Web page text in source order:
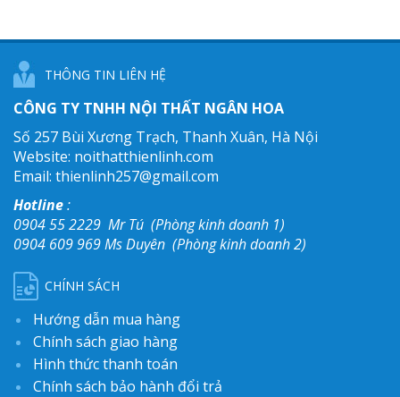
THÔNG TIN LIÊN HỆ
CÔNG TY TNHH NỘI THẤT NGÂN HOA
Số 257 Bùi Xương Trạch, Thanh Xuân, Hà Nội
Website: noithatthienlinh.com
Email: thienlinh257@gmail.com
Hotline:
0904 55 2229 Mr Tú (Phòng kinh doanh 1)
0904 609 969 Ms Duyên (Phòng kinh doanh 2)
CHÍNH SÁCH
Hướng dẫn mua hàng
Chính sách giao hàng
Hình thức thanh toán
Chính sách bảo hành đổi trả